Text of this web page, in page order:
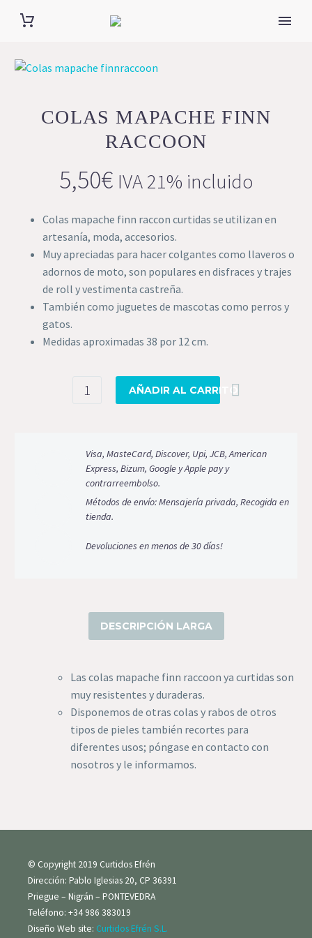
COLAS MAPACHE FINN
RACCOON
5,50€ IVA 21% incluido
Colas mapache finn raccon curtidas se utilizan en
artesanía, moda, accesorios.
Muy apreciadas para hacer colgantes como llaveros o
adornos de moto, son populares en disfraces y trajes
de roll y vestimenta castreña.
También como juguetes de mascotas como perros y
gatos.
Medidas aproximadas 38 por 12 cm.
Colas
cantidad
AÑADIR AL CARRITO
Visa, MasteCard, Discover, Upi, JCB, American
Express, Bizum, Google y Apple pay y
contrarreembolso.
Métodos de envío: Mensajería privada, Recogida en
tienda.
Devoluciones en menos de 30 días!
DESCRIPCIÓN LARGA
Las colas mapache finn raccoon ya curtidas son
muy resistentes y duraderas.
Disponemos de otras colas y rabos de otros
tipos de pieles también recortes para
diferentes usos; póngase en contacto con
nosotros y le informamos.
© Copyright 2019 Curtidos Efrén
Dirección: Pablo Iglesias 20, CP 36391
Priegue – Nigrán – PONTEVEDRA
Teléfono: +34 986 383019
Diseño Web site: Curtidos Efrén S.L.